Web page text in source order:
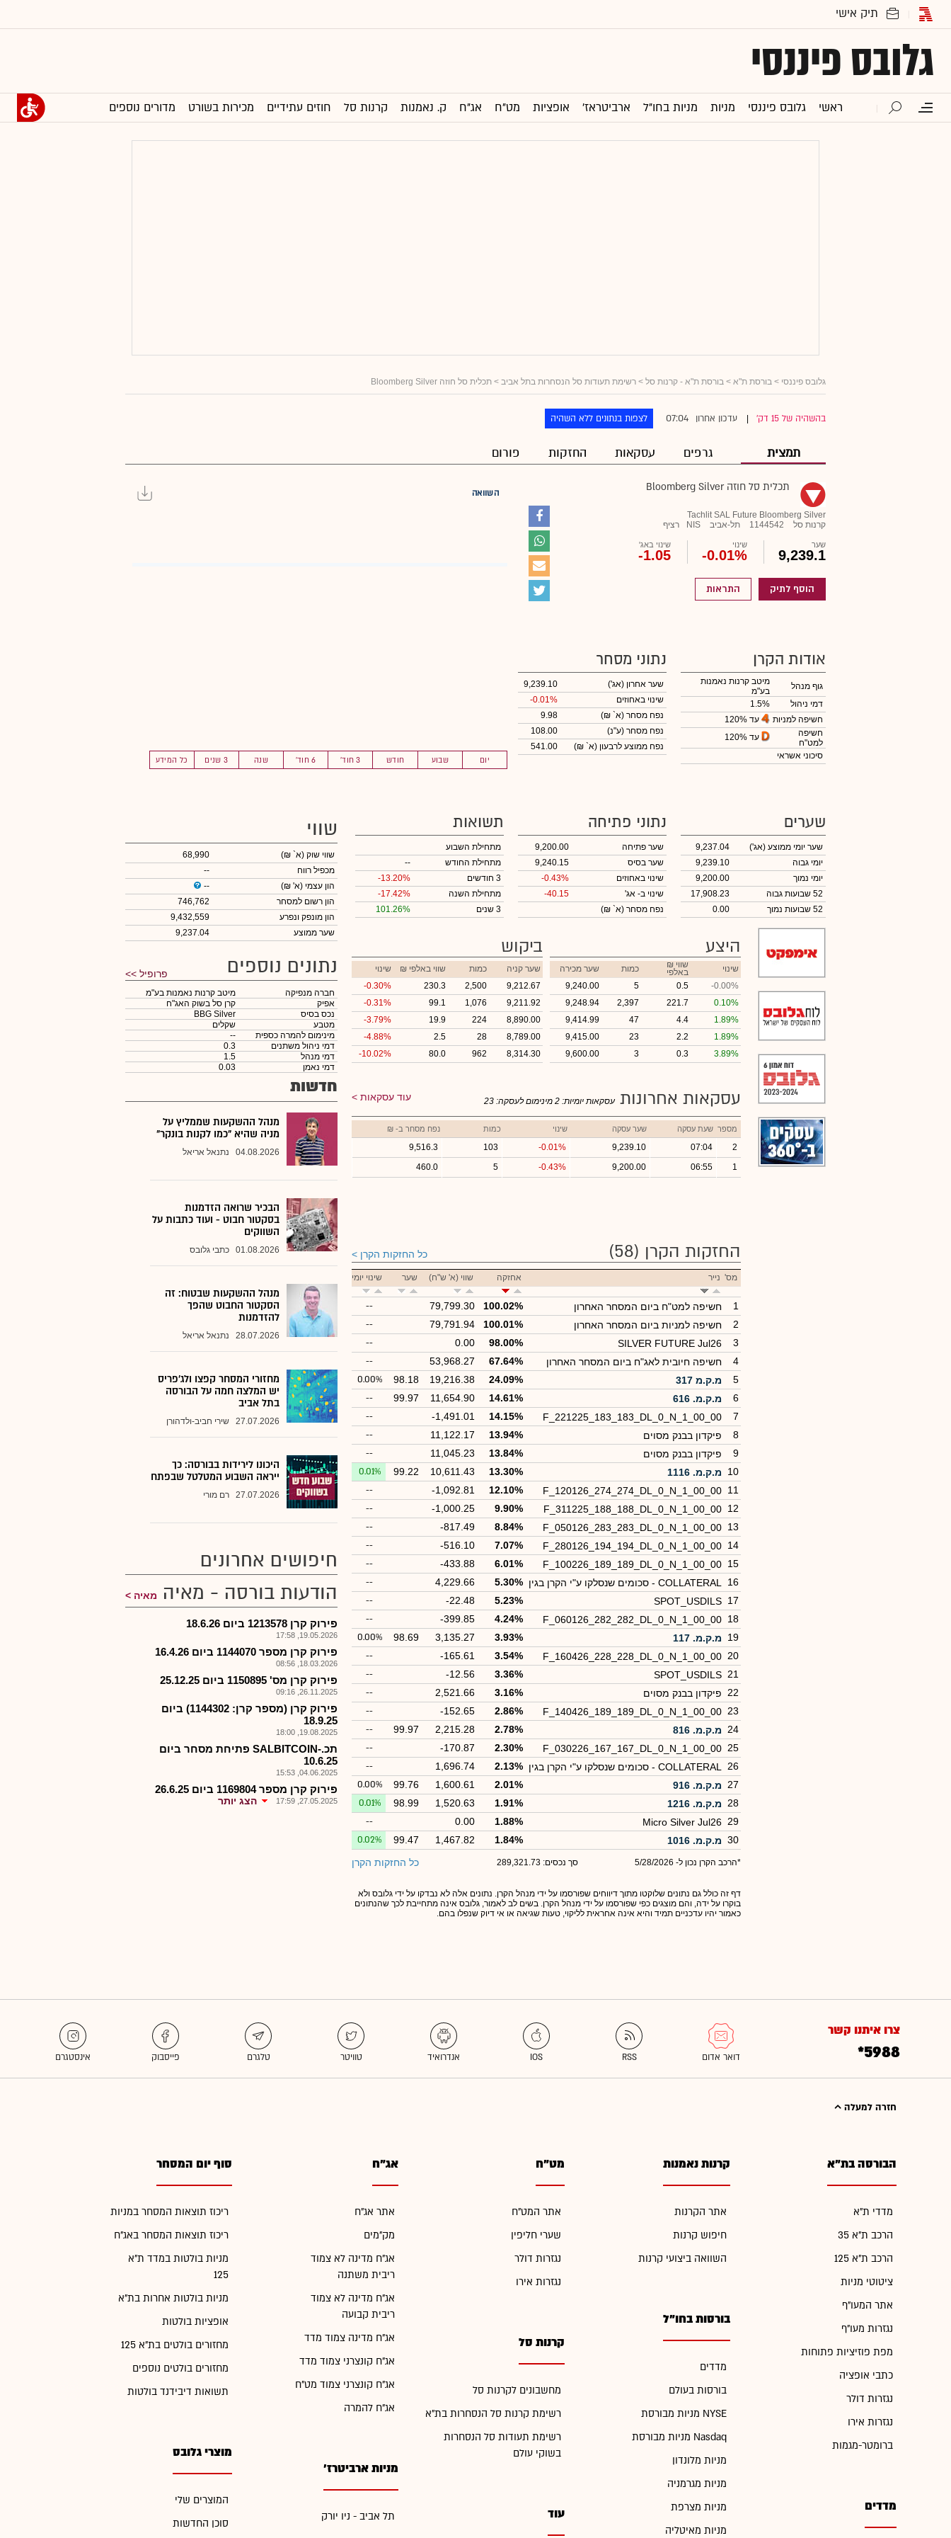
גלובס פיננסי
ראשי גלובס פיננסי מניות מניות בחו"ל ארביטראז' אופציות מט"ח אג"ח ק. נאמנות קרנות סל חוזים עתידיים מכירות בשורט מדורים נוספים
גלובס פיננסי > בורסת ת"א > בורסת ת"א - קרנות סל > רשימת תעודות סל הנסחרות בתל אביב > תכלית סל חוזה ‏Bloomberg Silver
בהשהיה של 15 דק' עדכון אחרון 07:04 לצפות בנתונים ללא השהיה
תמצית גרפים עסקאות החזקות פורום
תכלית סל חוזה ‏Bloomberg Silver
Tachlit SAL Future Bloomberg Silver
קרנות סל
1144542 תל-אביב NIS רציף
שער
9,239.1
שינוי
-0.01%
שינוי באג'
-1.05
הוסף לתיק התראות
השוואה
יום שבוע חודש 3 חוד' 6 חוד' שנה 3 שנים כל המידע
אודות הקרן
גוף מנהל
מיטב קרנות נאמנות
בע"מ
דמי ניהול
1.5%
חשיפה למניות
עד 120%
חשיפה
למט"ח
עד 120%
סיכוני אשראי
נתוני מסחר
שער אחרון (אג')
9,239.10
שינוי באחוזים
-0.01%
נפח מסחר (א` ₪)
9.98
נפח מסחר (ע"נ)
108.00
נפח ממוצע לרבעון (א` ₪)
541.00
שערים
שער יומי ממוצע (אג')
9,237.04
יומי גבוה
9,239.10
יומי נמוך
9,200.00
52 שבועות גבוה
17,908.23
52 שבועות נמוך
0.00
נתוני פתיחה
שער פתיחה
9,200.00
שער בסיס
9,240.15
שינוי באחוזים
-0.43%
שינוי ב- אג'
-40.15
נפח מסחר (א` ₪)
תשואות
מתחילת השבוע
מתחילת החודש
--
3 חודשים
-13.20%
מתחילת השנה
-17.42%
3 שנים
101.26%
היצע
שינוי ₪ שווי
באלפי כמות
שער מכירה
-0.00%
0.5
5
9,240.00
0.10%
221.7
2,397
9,248.94
1.89%
4.4
47
9,414.99
1.89%
2.2
23
9,415.00
3.89%
0.3
3
9,600.00
ביקוש
שער קניה כמות ₪ שווי באלפי
שינוי
9,212.67
2,500
230.3
-0.30%
9,211.92
1,076
99.1
-0.31%
8,890.00
224
19.9
-3.79%
8,789.00
28
2.5
-4.88%
8,314.30
962
80.0
-10.02%
עסקאות אחרונות עוד עסקאות עסקאות יומיות: 2 מינימום לעסקה: 23
מספר שעת עסקה שער עסקה שינוי כמות נפח מסחר ב- ₪
2
07:04
9,239.10
-0.01%
103
9,516.3
1
06:55
9,200.00
-0.43%
5
460.0
החזקות הקרן (58) כל החזקות הקרן
מס' נייר אחזקה שווי (א' ש"ח) שער שינוי יומי
1 חשיפה למט"ח ביום המסחר האחרון 100.02%
79,799.30
--
2
חשיפה למניות ביום המסחר האחרון 100.01%
79,791.94
--
3
SILVER FUTURE Jul26
98.00%
0.00
--
4
חשיפה חיובית לאג"ח ביום המסחר האחרון 67.64%
53,968.27
--
5
מ.ק.מ 317 24.09%
19,216.38
98.18
0.00%
6
מ.ק.מ. 616 14.61%
11,654.90
99.97
--
7
F_221225_183_183_DL_0_N_1_00_00
14.15%
-1,491.01
--
8
פיקדון בבנק מסוים 13.94%
11,122.17
--
9
פיקדון בבנק מסוים 13.84%
11,045.23
--
10
מ.ק.מ. 1116 13.30%
10,611.43
99.22
0.01%
11
F_120126_274_274_DL_0_N_1_00_00
12.10%
-1,092.81
--
12
F_311225_188_188_DL_0_N_1_00_00
9.90%
-1,000.25
--
13
F_050126_283_283_DL_0_N_1_00_00
8.84%
-817.49
--
14
F_280126_194_194_DL_0_N_1_00_00
7.07%
-516.10
--
15
F_100226_189_189_DL_0_N_1_00_00
6.01%
-433.88
--
16
COLLATERAL - סכומים שנסלקו ע"י הקרן בגין 5.30%
4,229.66
--
17
SPOT_USDILS
5.23%
-22.48
--
18
F_060126_282_282_DL_0_N_1_00_00
4.24%
-399.85
--
19
מ.ק.מ. 117 3.93%
3,135.27
98.69
0.00%
20
F_160426_228_228_DL_0_N_1_00_00
3.54%
-165.61
--
21
SPOT_USDILS
3.36%
-12.56
--
22
פיקדון בבנק מסוים 3.16%
2,521.66
--
23
F_140426_189_189_DL_0_N_1_00_00
2.86%
-152.65
--
24
מ.ק.מ. 816 2.78%
2,215.28
99.97
--
25
F_030226_167_167_DL_0_N_1_00_00
2.30%
-170.87
--
26
COLLATERAL - סכומים שנסלקו ע"י הקרן בגין 2.13%
1,696.74
--
27
מ.ק.מ. 916 2.01%
1,600.61
99.76
0.00%
28
מ.ק.מ. 1216 1.91%
1,520.63
98.99
0.01%
29
Micro Silver Jul26
1.88%
0.00
--
30 מ.ק.מ. 1016 1.84%
1,467.82
99.47
0.02%
*הרכב הקרן נכון ל- 5/28/2026 סך נכסים: 289,321.73 כל החזקות הקרן
דף זה כולל גם נתונים שלוקטו מתוך דיווחים שפורסמו על ידי מנהל הקרן. נתונים אלה לא נבדקו על ידי גלובס ולא
בוקרו על ידה, והם מוצגים כפי שפורסמו על ידי מנהל הקרן. בשים לב לאמור, גלובס אינה מתחייבת לכך שהנתונים
כאמור יהיו עדכניים תמיד והיא אינה אחראית לליקוי, טעות שגיאה או אי דיוק שנפלו בהם.
שווי
שווי שוק (א` ₪)
68,990
מכפיל רווח
--
הון עצמי (א' ₪)
--
הון רשום למסחר
746,762
הון מונפק ונפרע
9,432,559
שער ממוצע
9,237.04
נתונים נוספים פרופיל >>
חברה מנפיקה
מיטב קרנות נאמנות בע"מ
אפיק
קרן סל בשוק האג"ח
נכס בסיס
BBG Silver
מטבע
שקלים
מינימום להמרה כספית
--
דמי ניהול משתנים
0.3
דמי מנהל
1.5
דמי נאמן
0.03
חדשות
מנהל ההשקעות שממליץ על
מניה שהיא "כמו לקנות בונקר"
04.08.2026 נתנאל אריאל
הבכיר שרואה הזדמנות
בסקטור חבוט - ועוד כתבות על
השווקים
01.08.2026 כתבי גלובס
מנהל ההשקעות שבטוח: זה
הסקטור החבוט שהפך
להזדמנות
28.07.2026 נתנאל אריאל
מחזורי המסחר קפצו ולג'פריס
יש המלצה חמה על הבורסה
בתל אביב
27.07.2026 שירי חביב-ולדהורן
היכונו לירידות בבורסה: כך
ייראה השבוע המטלטל שבפתח
27.07.2026 רם מורי
חיפושים אחרונים
הודעות בורסה - מאיה
מאיה
פירוק קרן 1213578 ביום 18.6.26
19.05.2026, 17:58
פירוק קרן מספר 1144070 ביום 16.4.26
18.03.2026, 08:56
פירוק קרן מס' 1150895 ביום 25.12.25
26.11.2025, 09:16
פירוק קרן (מספר קרן: 1144302) ביום
18.9.25
19.08.2025, 18:00
תכ.-SALBITCOIN פתיחת מסחר ביום
10.6.25
04.06.2025, 15:53
פירוק קרן מספר 1169804 ביום 26.6.25
27.05.2025, 17:59 הצג יותר
צרו איתנו קשר
*5988
חזרה למעלה
הבורסה בת"א
מדדי ת"א
הרכב ת"א 35
הרכב ת"א 125
ציטוטי מניות
אתר המעו"ף
נגזרות מעו"ף
מפת פוזיציות פתוחות
כתבי אופציה
נגזרות דולר
נגזרות אירו
ברומטר-מגמות
מדדים
קרנות נאמנות
אתר הקרנות
חיפוש קרנות
השוואה ביצועי קרנות
בורסות בחו"ל
מדדים
בורסות בעולם
מניות מבורסת NYSE
מניות מבורסת Nasdaq
מניות מלונדון
מניות מגרמניה
מניות מצרפת
מניות מאיטליה
מט"ח
אתר המט"ח
שערי חליפין
נגזרות דולר
נגזרות אירו
קרנות סל
מחשבונים לקרנות סל
רשימת קרנות סל הנסחרות בת"א
רשימת תעודות סל הנסחרות
בשוקי עולם
עוד
אג"ח
אתר אג"ח
מק"מים
אג"ח מדינה לא צמוד
ריבית משתנה
אג"ח מדינה לא צמוד
ריבית קבועה
אג"ח מדינה צמוד מדד
אג"ח קונצרני צמוד מדד
אג"ח קונצרני צמוד מט"ח
אג"ח להמרה
מניות ארביטרז'
תל אביב - ניו יורק
סוף יום המסחר
ריכוז תוצאות המסחר במניות
ריכוז תוצאות המסחר באג"ח
מניות בולטות במדד ת"א
125
מניות בולטות אחרות בת"א
אופציות בולטות
מחזורים בולטים בת"א 125
מחזורים בולטים נוספים
תשואות דיבידנד בולטות
מוצרי גלובס
המוצרים שלי
סוכן החדשות